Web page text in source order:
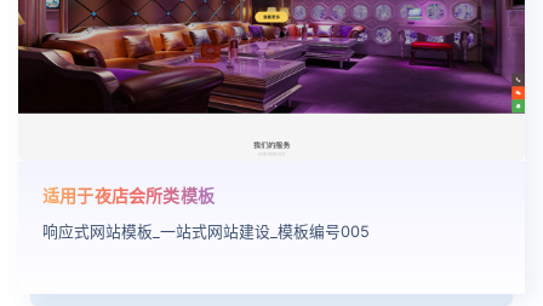
适用于夜店会所类模板
响应式网站模板_一站式网站建设_模板编号005